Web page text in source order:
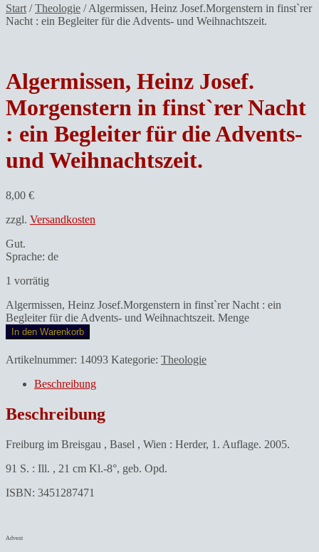
Start /Theologie /Algermissen, Heinz Josef.Morgenstern in finst`rer
Nacht : ein Begleiter für die Advents- und Weihnachtszeit.
Algermissen, Heinz Josef.
Morgenstern in finst`rer Nacht
: ein Begleiter für die Advents-
und Weihnachtszeit.
8,00 €
zzgl. Versandkosten
Gut.
Sprache: de
1 vorrätig
Algermissen, Heinz Josef.Morgenstern in finst`rer Nacht : ein
Begleiter für die Advents- und Weihnachtszeit. Menge
In den Warenkorb
Artikelnummer: 14093 Kategorie: Theologie
Beschreibung
Beschreibung
Freiburg im Breisgau , Basel , Wien : Herder, 1. Auflage. 2005.
91 S. : Ill. , 21 cm Kl.-8°, geb. Opd.
ISBN: 3451287471
Advent